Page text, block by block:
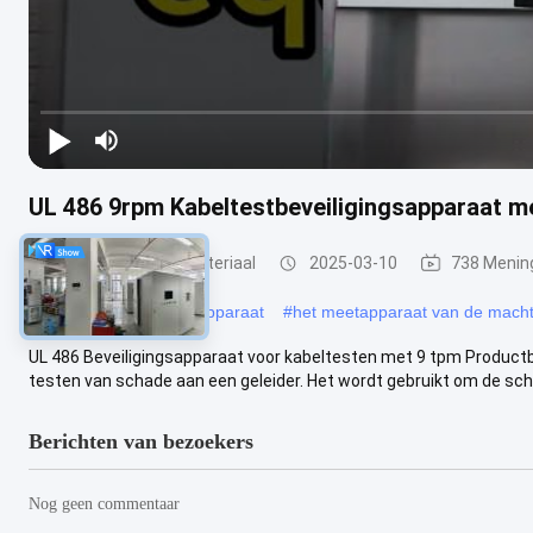
UL 486 9rpm Kabeltestbeveiligingsapparaat
kabel het testen materiaal 2025-03-10 738
#elektrisch draadmeetapparaat #het meetapparaat van de
UL 486 Beveiligingsapparaat voor kabeltesten met 9 tpm
testen van schade aan een geleider. Het wordt gebruikt om de
Berichten van bezoekers
Nog geen commentaar